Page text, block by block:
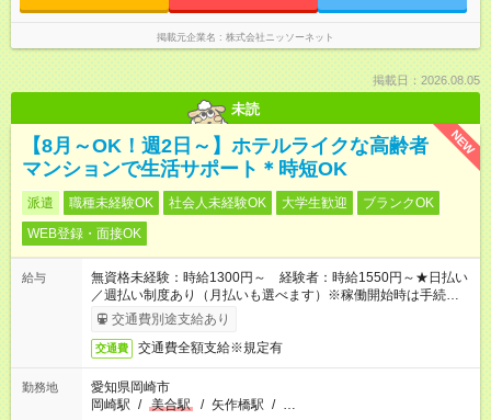
掲載元企業名 株式会社ニッソーネット
掲載日：2026.08.05
未読
NEW
【8月～OK！週2日～】ホテルライクな高齢者
マンションで生活サポート＊時短OK
派遣 職種未経験OK 社会人未経験OK 大学生歓迎
ブランクOK
WEB登録・面接OK
給与
無資格未経験：時給1300円～ 経験者：時給1550円～★日払い
／週払い制度あり（月払いも選べます）※稼働開始時は手続き完
了次第のお支払いとなります。
交通費別途支給あり
交通費 交通費全額支給※規定有
勤務地
愛知県岡崎市
岡崎駅 / 美合駅 / 矢作橋駅 / …